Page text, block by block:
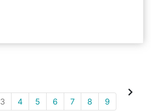
3 4 5 6 7 8 9